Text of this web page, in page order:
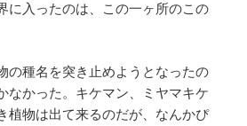
に入ったのは、この一ヶ所のこの
の種名を突き止めようとなったの
なかった。キケマン、ミヤマキケ
植物は出て来るのだが、なんかぴ